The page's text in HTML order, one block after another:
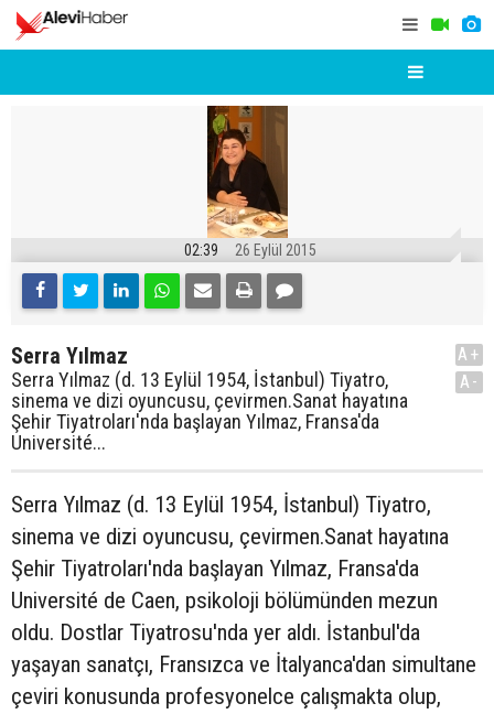
02:39 26 Eylül 2015
Serra Yılmaz
Serra Yılmaz (d. 13 Eylül 1954, İstanbul) Tiyatro,
sinema ve dizi oyuncusu, çevirmen.Sanat hayatına
Şehir Tiyatroları'nda başlayan Yılmaz, Fransa'da
Université...
A+
A-
Serra Yılmaz (d. 13 Eylül 1954, İstanbul) Tiyatro,
sinema ve dizi oyuncusu, çevirmen.Sanat hayatına
Şehir Tiyatroları'nda başlayan Yılmaz, Fransa'da
Université de Caen, psikoloji bölümünden mezun
oldu. Dostlar Tiyatrosu'nda yer aldı. İstanbul'da
yaşayan sanatçı, Fransızca ve İtalyanca'dan simultane
çeviri konusunda profesyonelce çalışmakta olup,